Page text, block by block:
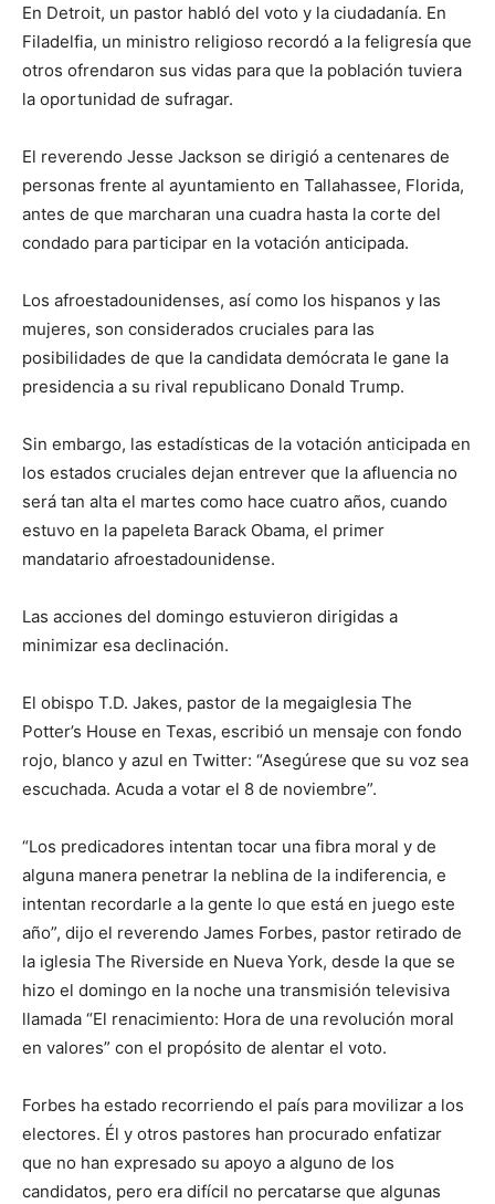
En Detroit, un pastor habló del voto y la ciudadanía. En
Filadelfia, un ministro religioso recordó a la feligresía que
otros ofrendaron sus vidas para que la población tuviera
la oportunidad de sufragar.
El reverendo Jesse Jackson se dirigió a centenares de
personas frente al ayuntamiento en Tallahassee, Florida,
antes de que marcharan una cuadra hasta la corte del
condado para participar en la votación anticipada.
Los afroestadounidenses, así como los hispanos y las
mujeres, son considerados cruciales para las
posibilidades de que la candidata demócrata le gane la
presidencia a su rival republicano Donald Trump.
Sin embargo, las estadísticas de la votación anticipada en
los estados cruciales dejan entrever que la afluencia no
será tan alta el martes como hace cuatro años, cuando
estuvo en la papeleta Barack Obama, el primer
mandatario afroestadounidense.
Las acciones del domingo estuvieron dirigidas a
minimizar esa declinación.
El obispo T.D. Jakes, pastor de la megaiglesia The
Potter’s House en Texas, escribió un mensaje con fondo
rojo, blanco y azul en Twitter: “Asegúrese que su voz sea
escuchada. Acuda a votar el 8 de noviembre”.
“Los predicadores intentan tocar una fibra moral y de
alguna manera penetrar la neblina de la indiferencia, e
intentan recordarle a la gente lo que está en juego este
año”, dijo el reverendo James Forbes, pastor retirado de
la iglesia The Riverside en Nueva York, desde la que se
hizo el domingo en la noche una transmisión televisiva
llamada “El renacimiento: Hora de una revolución moral
en valores” con el propósito de alentar el voto.
Forbes ha estado recorriendo el país para movilizar a los
electores. Él y otros pastores han procurado enfatizar
que no han expresado su apoyo a alguno de los
candidatos, pero era difícil no percatarse que algunas